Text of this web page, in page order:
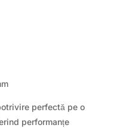
perfectă pe o
performanțe